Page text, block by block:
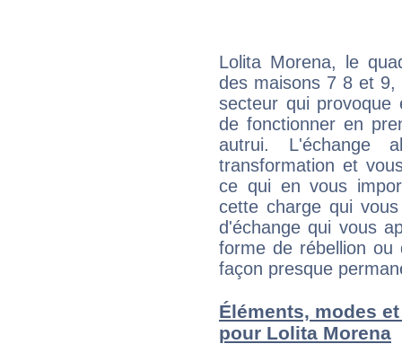
Lolita Morena, le
des maisons 7 8 et
secteur qui provoque
de fonctionner en
autrui. L'échange
transformation et
ce qui en vous
cette charge qui
d'échange qui vous
forme de rébellion ou
façon presque
Éléments, modes
pour Lolita Morena